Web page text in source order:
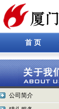
首 页
公司简介